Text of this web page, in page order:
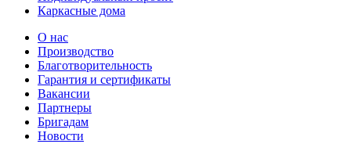
Каркасные дома
О нас
Производство
Благотворительность
Гарантия и сертификаты
Вакансии
Партнеры
Бригадам
Новости